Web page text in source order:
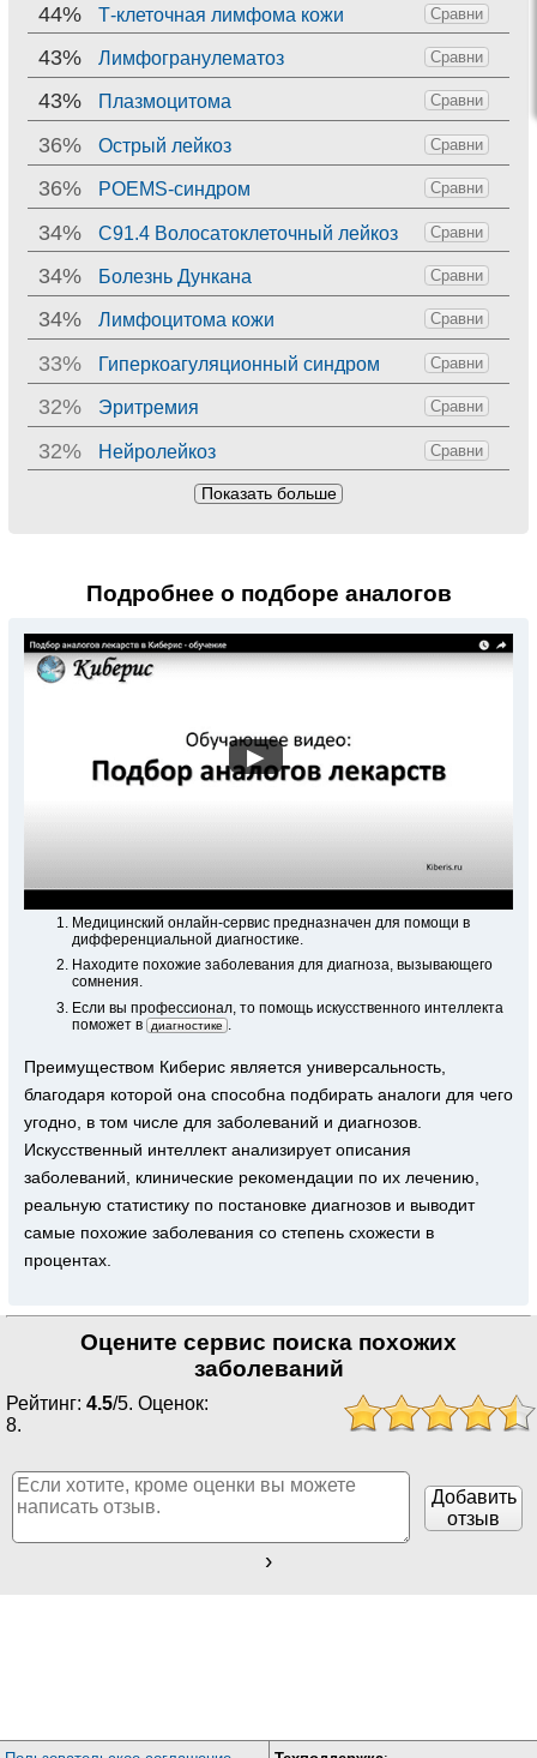
44% Сравни
Т-клеточная лимфома кожи
43% Сравни
Лимфогранулематоз
43% Сравни
Плазмоцитома
36% Сравни
Острый лейкоз
36% Сравни
POEMS-синдром
34% Сравни
C91.4 Волосатоклеточный лейкоз
34% Сравни
Болезнь Дункана
34% Сравни
Лимфоцитома кожи
33% Сравни
Гиперкоагуляционный синдром
32% Сравни
Эритремия
32% Сравни
Нейролейкоз
Показать больше
Подробнее о подборе аналогов
▶
Медицинский онлайн-сервис предназначен для помощи в
дифференциальной диагностике.
Находите похожие заболевания для диагноза, вызывающего
сомнения.
Если вы профессионал, то помощь искусственного интеллекта
поможет в
диагностике
Преимуществом Киберис является универсальность,
благодаря которой она способна подбирать аналоги для чего
угодно, в том числе для заболеваний и диагнозов.
Искусственный интеллект анализирует описания
заболеваний, клинические рекомендации по их лечению,
реальную статистику по постановке диагнозов и выводит
самые похожие заболевания со степень схожести в
процентах.
Оцените сервис поиска похожих
заболеваний
Рейтинг: 4.5/5. Оценок:
8.
Добавить
отзыв